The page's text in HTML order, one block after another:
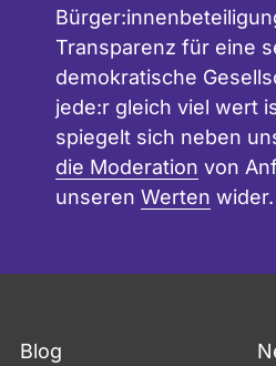
Transparenz für eine
demokratische
jede:r gleich viel wert
spiegelt sich neben
die Moderation von
unseren Werten wider.
Blog